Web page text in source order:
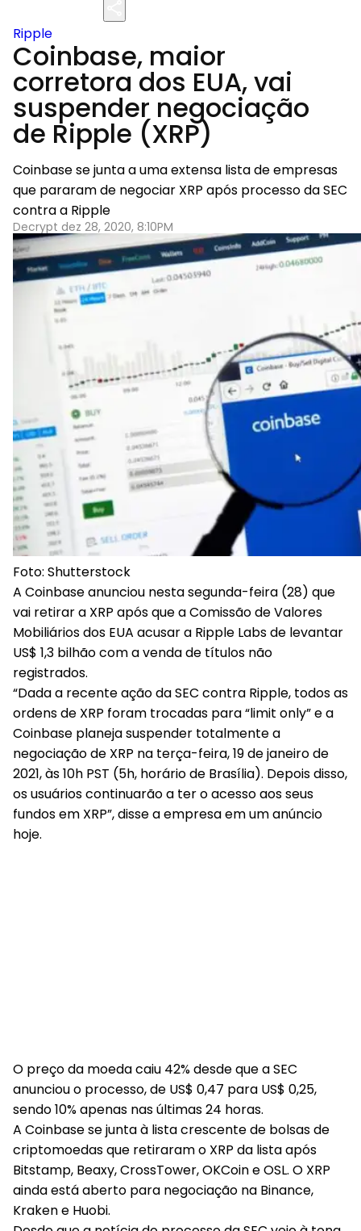
Ripple
Coinbase, maior
corretora dos EUA, vai
suspender negociação
de Ripple (XRP)
Coinbase se junta a uma extensa lista de empresas
que pararam de negociar XRP após processo da SEC
contra a Ripple
Decrypt dez 28, 2020, 8:10PM
Foto: Shutterstock
A Coinbase anunciou nesta segunda-feira (28) que
vai retirar a XRP após que a Comissão de Valores
Mobiliários dos EUA acusar a Ripple Labs de levantar
US$ 1,3 bilhão com a venda de títulos não
registrados.
“Dada a recente ação da SEC contra Ripple, todos as
ordens de XRP foram trocadas para “limit only” e a
Coinbase planeja suspender totalmente a
negociação de XRP na terça-feira, 19 de janeiro de
2021, às 10h PST (5h, horário de Brasília). Depois disso,
os usuários continuarão a ter o acesso aos seus
fundos em XRP”, disse a empresa em um anúncio
hoje.
O preço da moeda caiu 42% desde que a SEC
anunciou o processo, de US$ 0,47 para US$ 0,25,
sendo 10% apenas nas últimas 24 horas.
A Coinbase se junta à lista crescente de bolsas de
criptomoedas que retiraram o XRP da lista após
Bitstamp, Beaxy, CrossTower, OKCoin e OSL. O XRP
ainda está aberto para negociação na Binance,
Kraken e Huobi.